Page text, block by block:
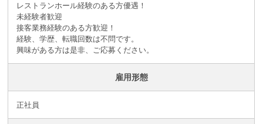
レストランホール経験のある方優遇！
未経験者歓迎
接客業務経験のある方歓迎！
経験、学歴、転職回数は不問です。
興味がある方は是非、ご応募ください。
雇用形態
正社員